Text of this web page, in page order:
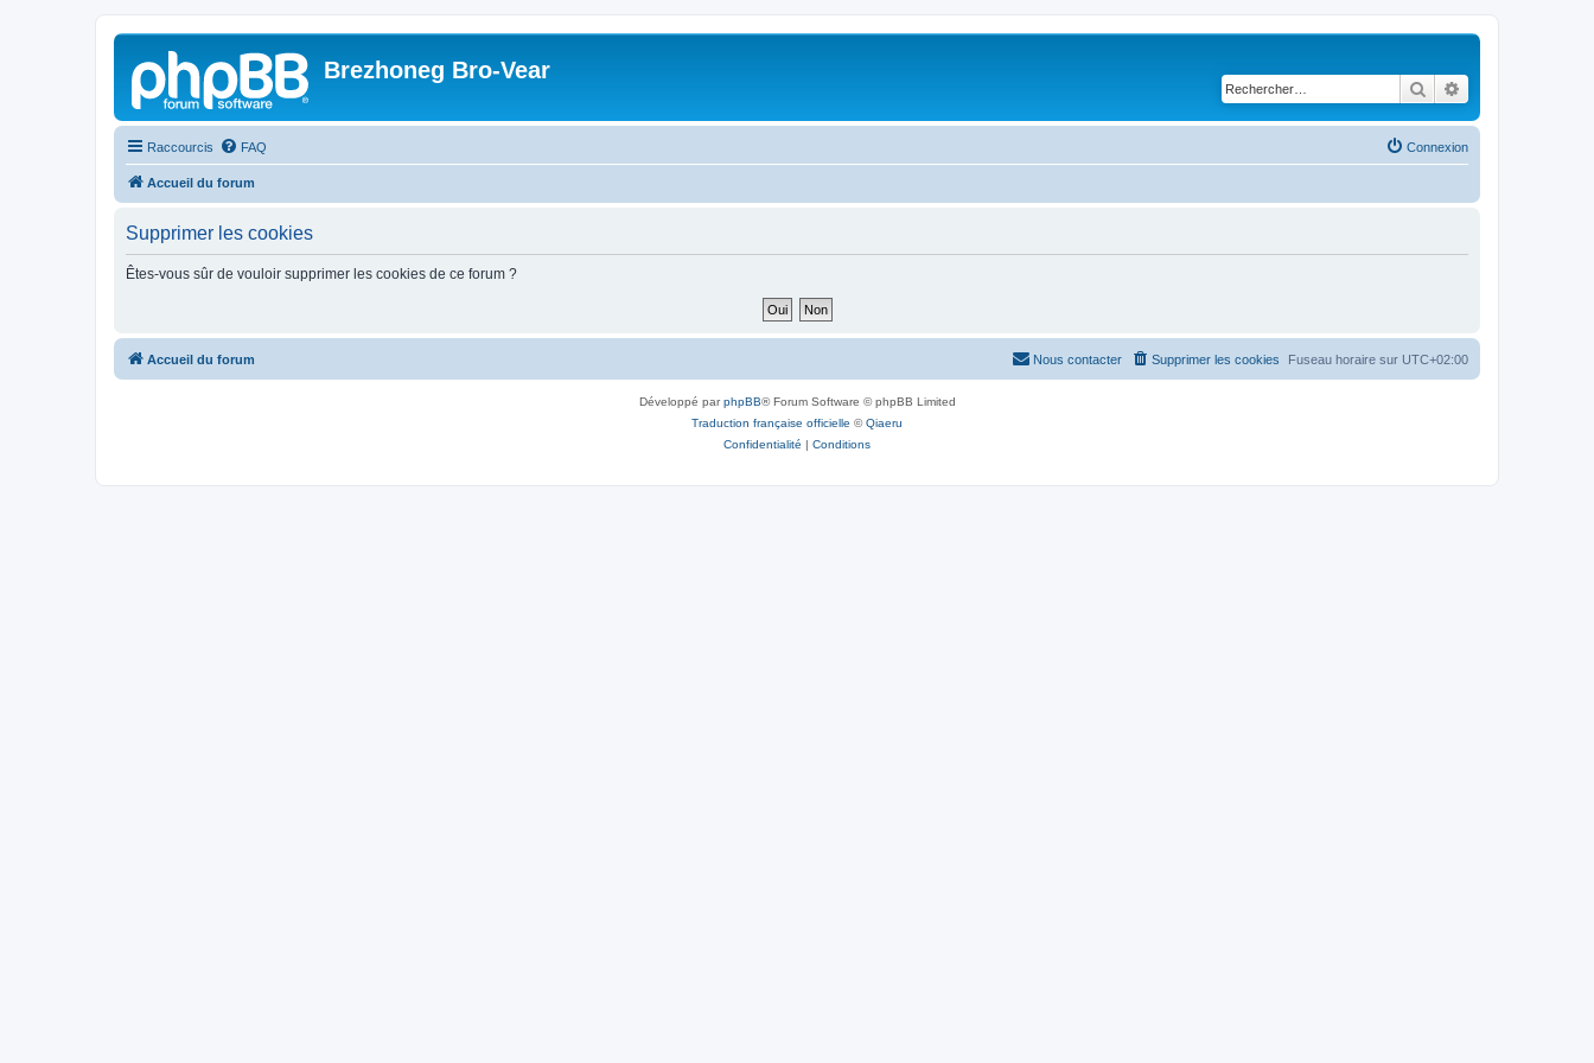
Brezhoneg Bro-Vear
Rechercher
Raccourcis FAQ Connexion
Accueil du forum
Supprimer les cookies
Êtes-vous sûr de vouloir supprimer les cookies de ce forum ?
Accueil du forum Fuseau horaire sur UTC+02:00
Supprimer les cookies
Nous contacter
Développé parphpBB® Forum Software © phpBB Limited
Traduction française officielle ©Qiaeru
Confidentialité | Conditions